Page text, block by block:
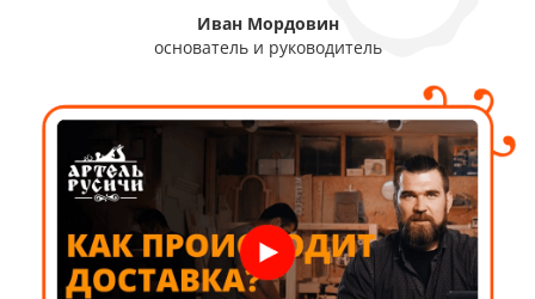
Иван Мордовин
основатель и руководитель